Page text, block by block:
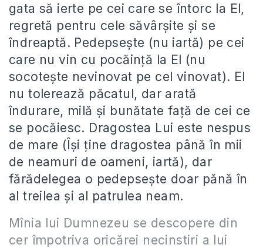
gata să ierte pe cei care se întorc la El,
regretă pentru cele săvârșite și se
îndreaptă. Pedepsește (nu iartă) pe cei
care nu vin cu pocăință la El (nu
socotește nevinovat pe cel vinovat). El
nu tolerează păcatul, dar arată
îndurare, milă și bunătate față de cei ce
se pocăiesc. Dragostea Lui este nespus
de mare (Își ține dragostea până în mii
de neamuri de oameni, iartă), dar
fărădelegea o pedepsește doar pănă în
al treilea și al patrulea neam.
Mînia lui Dumnezeu se descopere din
cer împotriva oricărei necinstiri a lui